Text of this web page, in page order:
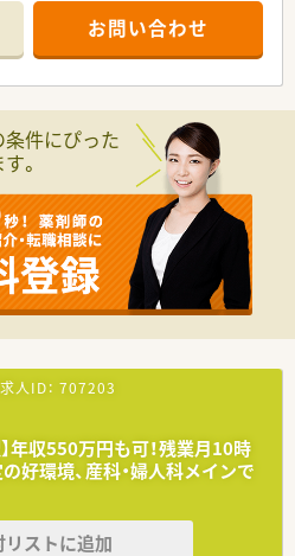
ランクがある方も安心できる教育プロ
てスキルアップ出来ます。
本研修から興味ある分野を学べるテー
がんセンターと九州大学病院と提携を
可能です。
ツある動画は自宅でも視聴可能なよ
受ける事ができ、認定薬剤師資格の
アプリ導入で、薬剤師の負担を軽減す
を短縮しております。
くりのスタート◎また完全週休二日制
もおすすめです！
田線の沿線にあるため通勤の利便性が
お買い物や用事にも大変便利な環境に
ストアと調剤薬局を100店舗以上展
超える地域密着型の安定した成長企業
の分業が徹底されているため、薬剤師
われることなく専門業務に集中できま
ト500に5年連続で認定されており、
守を何よりも大切にしている法人で
ます】
で開催する学術大会や自社のコンベン
を越えた社員同士の交流を深めていま
トを導入した店舗を展開するなど、テ
的な薬局運営を積極的に推進してい
漢方専門店とのコラボ店舗を出店して
らない多角的な地域医療に貢献していま
お問い合わせ
件にぴった
。
人ID： 707203
年収550万円も可！残業月10時
好環境、産科・婦人科メインで
リストに追加